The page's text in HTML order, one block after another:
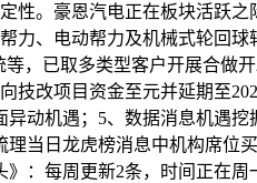
。豪恩汽电正在板块活跃
力、电动帮力及机械式轮回
，已取多类型客户开展合
技改项目资金至元并延期至
动机遇；5、数据消息机遇
当日龙虎榜消息中机构席位
：每周更新2条，时间正在